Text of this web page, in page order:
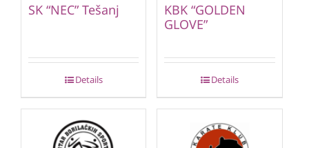
SK “NEC” Tešanj
Details
KBK “GOLDEN
GLOVE”
Details